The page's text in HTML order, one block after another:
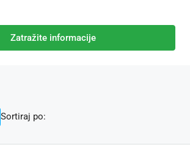
Zatražite informacije
Sortiraj po: